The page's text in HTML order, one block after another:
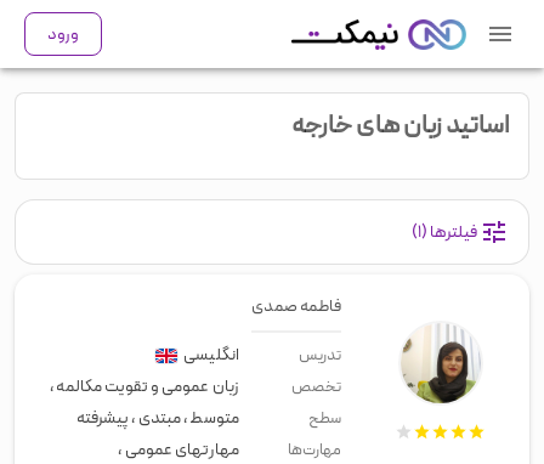
ورود
اساتید زبان های خارجه
فیلترها(۱)
فاطمه صمدی
تدریس انگلیسی
تخصص زبان عمومی و تقویت مکالمه،
سطح متوسط،مبتدی،پیشرفته
مهارت‌ها مهارتهای عمومی،